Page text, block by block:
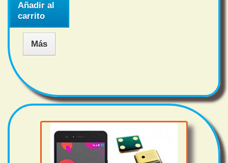
Añadir al
carrito
Más